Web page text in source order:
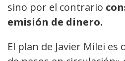
sino por el contrario
emisión de dinero.
El plan de Javier Milei